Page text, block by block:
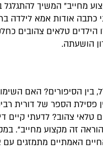
מחייב" המשיך להתגלגל
כתבה אודות אמא לילדה
טלאים צהובים
הושעתה.
בין הסיפורים? האם
הספר של דורית
טלאי צהוב? לדעתי קיים
זה מקצוע מחייב".
האמתיים מתמזגים עם